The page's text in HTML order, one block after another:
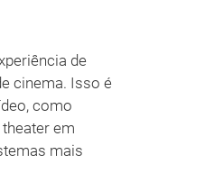
de
cinema. Isso é
como
em
mais